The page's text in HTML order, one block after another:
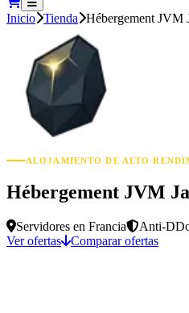
Inicio Tienda Hébergement JVM
ALOJAMIENTO DE ALTO
Hébergement JVM
Servidores en Francia Anti-
Ver ofertas
Comparar ofertas